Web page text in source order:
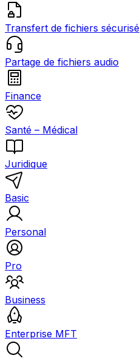
Transfert de fichiers sécurisé
Partage de fichiers audio
Finance
Santé – Médical
Juridique
Basic
Personal
Pro
Business
Enterprise MFT